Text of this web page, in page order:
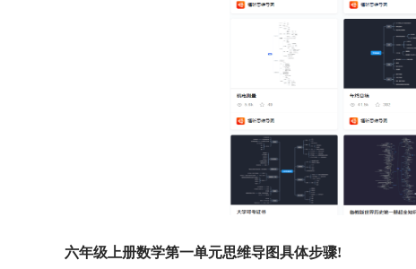
六年级上册数学第一单元思维导图具体步骤!